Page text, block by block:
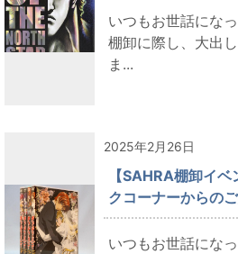
いつもお世話にな
棚卸に際し、大出
ま...
2025年2月26日
【SAHRA棚卸イ
クコーナーからの
いつもお世話にな